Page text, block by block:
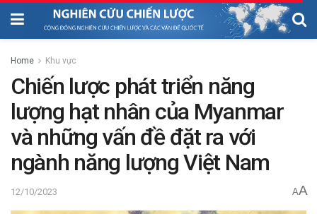
Home Khu vực
Chiến lược phát triển năng
lượng hạt nhân của Myanmar
và những vấn đề đặt ra với
ngành năng lượng Việt Nam
12/10/2023 AA